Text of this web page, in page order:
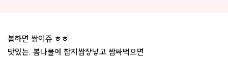
봄하면 쌈이쥬 ㅎㅎ
맛있는. 봄나물에 참치쌈장넣고 쌈싸먹으면